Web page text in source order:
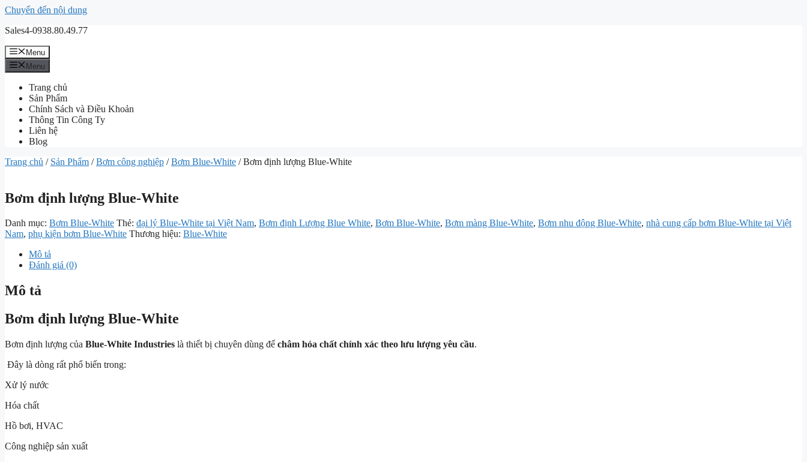
Chuyển đến nội dung
Sales4-0938.80.49.77
Menu
Menu
Trang chủ
Sản Phẩm
Chính Sách và Điều Khoản
Thông Tin Công Ty
Liên hệ
Blog
Trang chủ / Sản Phẩm /Bơm công nghiệp /Bơm Blue-White / Bơm định lượng Blue-White
Bơm định lượng Blue-White
Danh mục: Bơm Blue-White Thẻ: đại lý Blue-White tại Việt Nam, Bơm định Lượng Blue White, Bơm Blue-White, Bơm màng Blue-White, Bơm nhu động Blue-White, nhà cung cấp bơm Blue-White tại Việt
Nam, phụ kiện bơm Blue-White Thương hiệu: Blue-White
Mô tả
Đánh giá (0)
Mô tả
Bơm định lượng Blue-White
Bơm định lượng của Blue-White Industries là thiết bị chuyên dùng để châm hóa chất chính xác theo lưu lượng yêu cầu.
Đây là dòng rất phổ biến trong:
Xử lý nước
Hóa chất
Hồ bơi, HVAC
Công nghiệp sản xuất